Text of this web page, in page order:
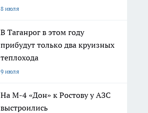
8 июля
В Таганрог в этом году
прибудут только два круизных
теплохода
9 июля
На М-4 «Дон» к Ростову у АЗС
выстроились